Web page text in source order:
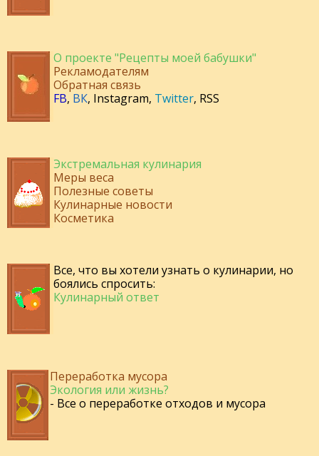
О проекте "Рецепты моей бабушки"
Рекламодателям
Обратная связь
FB, ВК, Instagram, Twitter, RSS
Экстремальная кулинария
Меры веса
Полезные советы
Кулинарные новости
Косметика
Все, что вы хотели узнать о кулинарии, но
боялись спросить:
Кулинарный ответ
Переработка мусора
Экология или жизнь?
- Все о переработке отходов и мусора